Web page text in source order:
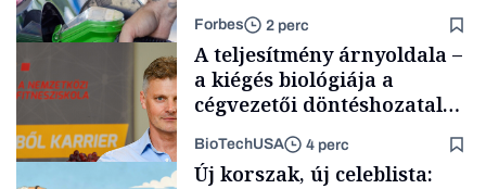
Energia
Forbes 2 perc
A teljesítmény árnyoldala –
a kiégés biológiája a
cégvezetői döntéshozatal
BioTechUSA 4 perc
Új korszak, új celeblista: